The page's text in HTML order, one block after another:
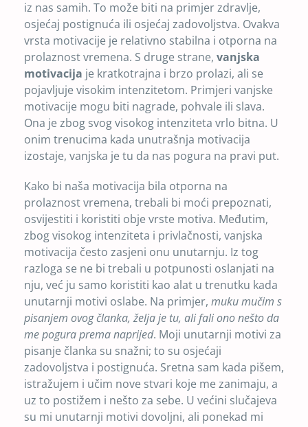
iz nas samih. To može biti na primjer zdravlje,
osjećaj postignuća ili osjećaj zadovoljstva. Ovakva
vrsta motivacije je relativno stabilna i otporna na
prolaznost vremena. S druge strane, vanjska
motivacija je kratkotrajna i brzo prolazi, ali se
pojavljuje visokim intenzitetom. Primjeri vanjske
motivacije mogu biti nagrade, pohvale ili slava.
Ona je zbog svog visokog intenziteta vrlo bitna. U
onim trenucima kada unutrašnja motivacija
izostaje, vanjska je tu da nas pogura na pravi put.
Kako bi naša motivacija bila otporna na
prolaznost vremena, trebali bi moći prepoznati,
osvijestiti i koristiti obje vrste motiva. Međutim,
zbog visokog intenziteta i privlačnosti, vanjska
motivacija često zasjeni onu unutarnju. Iz tog
razloga se ne bi trebali u potpunosti oslanjati na
nju, već ju samo koristiti kao alat u trenutku kada
unutarnji motivi oslabe. Na primjer, muku mučim s
pisanjem ovog članka, želja je tu, ali fali ono nešto da
me pogura prema naprijed. Moji unutarnji motivi za
pisanje članka su snažni; to su osjećaji
zadovoljstva i postignuća. Sretna sam kada pišem,
istražujem i učim nove stvari koje me zanimaju, a
uz to postižem i nešto za sebe. U većini slučajeva
su mi unutarnji motivi dovoljni, ali ponekad mi